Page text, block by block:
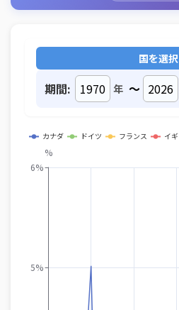
国を選択
期間: 年 ～